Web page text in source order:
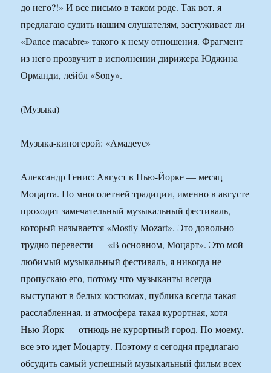
до него?!» И все письмо в таком роде. Так вот, я
предлагаю судить нашим слушателям, застуживает ли
«Dance macabre» такого к нему отношения. Фрагмент
из него прозвучит в исполнении дирижера Юджина
Орманди, лейбл «Sony».
(Музыка)
Музыка-киногерой: «Амадеус»
Александр Генис: Август в Нью-Йорке — месяц
Моцарта. По многолетней традиции, именно в августе
проходит замечательный музыкальный фестиваль,
который называется «Mostly Mozart». Это довольно
трудно перевести — «В основном, Моцарт». Это мой
любимый музыкальный фестиваль, я никогда не
пропускаю его, потому что музыканты всегда
выступают в белых костюмах, публика всегда такая
расслабленная, и атмосфера такая курортная, хотя
Нью-Йорк — отнюдь не курортный город. По-моему,
все это идет Моцарту. Поэтому я сегодня предлагаю
обсудить самый успешный музыкальный фильм всех